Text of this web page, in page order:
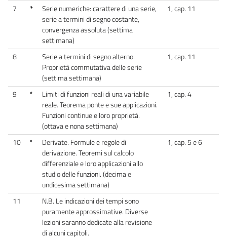
7
*
Serie numeriche: carattere di una serie,
serie a termini di segno costante,
convergenza assoluta (settima
settimana)
1, cap. 11
8
Serie a termini di segno alterno.
Proprietà commutativa delle serie
(settima settimana)
1, cap. 11
9 *
Limiti di funzioni reali di una variabile
reale. Teorema ponte e sue applicazioni.
Funzioni continue e loro proprietà.
(ottava e nona settimana)
1, cap. 4
10 *
Derivate. Formule e regole di
derivazione. Teoremi sul calcolo
differenziale e loro applicazioni allo
studio delle funzioni. (decima e
undicesima settimana)
1, cap. 5 e 6
11
N.B. Le indicazioni dei tempi sono
puramente approssimative. Diverse
lezioni saranno dedicate alla revisione
di alcuni capitoli.